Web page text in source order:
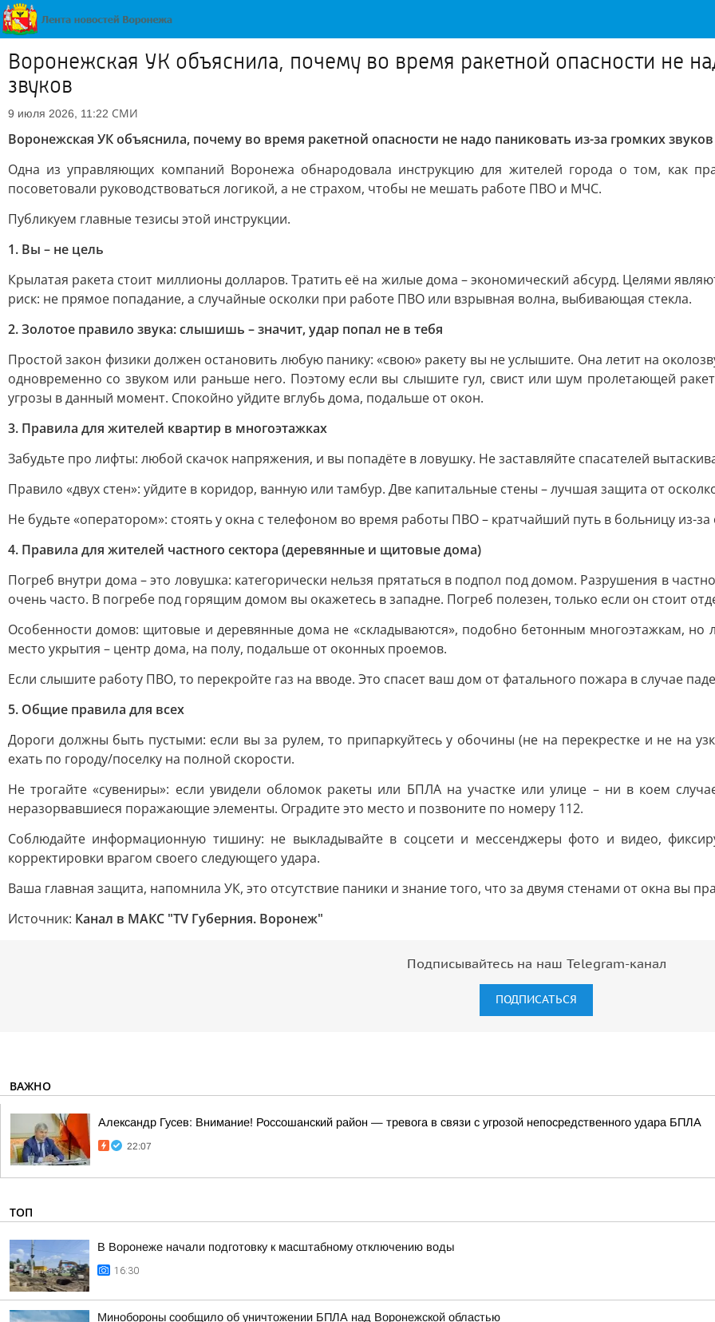
Воронежская УК объяснила, почему во время ракетной опасности не
звуков
9 июля 2026, 11:22 СМИ
Воронежская УК объяснила, почему во время ракетной опасности не надо паниковать из-за громких звуков
Одна из управляющих компаний Воронежа обнародовала инструкцию для жителей города о том, как
посоветовали руководствоваться логикой, а не страхом, чтобы не мешать работе ПВО и МЧС.
Публикуем главные тезисы этой инструкции.
1. Вы – не цель
Крылатая ракета стоит миллионы долларов. Тратить её на жилые дома – экономический абсурд. Целями
риск: не прямое попадание, а случайные осколки при работе ПВО или взрывная волна, выбивающая стекла.
2. Золотое правило звука: слышишь – значит, удар попал не в тебя
Простой закон физики должен остановить любую панику: «свою» ракету вы не услышите. Она летит на
одновременно со звуком или раньше него. Поэтому если вы слышите гул, свист или шум пролетающей
угрозы в данный момент. Спокойно уйдите вглубь дома, подальше от окон.
3. Правила для жителей квартир в многоэтажках
Забудьте про лифты: любой скачок напряжения, и вы попадёте в ловушку. Не заставляйте спасателей
Правило «двух стен»: уйдите в коридор, ванную или тамбур. Две капитальные стены – лучшая защита от
Не будьте «оператором»: стоять у окна с телефоном во время работы ПВО – кратчайший путь в больницу из-за
4. Правила для жителей частного сектора (деревянные и щитовые дома)
Погреб внутри дома – это ловушка: категорически нельзя прятаться в подпол под домом. Разрушения в
очень часто. В погребе под горящим домом вы окажетесь в западне. Погреб полезен, только если он стоит
Особенности домов: щитовые и деревянные дома не «складываются», подобно бетонным многоэтажкам, но
место укрытия – центр дома, на полу, подальше от оконных проемов.
Если слышите работу ПВО, то перекройте газ на вводе. Это спасет ваш дом от фатального пожара в случае
5. Общие правила для всех
Дороги должны быть пустыми: если вы за рулем, то припаркуйтесь у обочины (не на перекрестке и не на
ехать по городу/поселку на полной скорости.
Не трогайте «сувениры»: если увидели обломок ракеты или БПЛА на участке или улице – ни в коем
неразорвавшиеся поражающие элементы. Оградите это место и позвоните по номеру 112.
Соблюдайте информационную тишину: не выкладывайте в соцсети и мессенджеры фото и видео,
корректировки врагом своего следующего удара.
Ваша главная защита, напомнила УК, это отсутствие паники и знание того, что за двумя стенами от окна вы
Источник: Канал в МАКС "TV Губерния. Воронеж"
Подписывайтесь на наш Telegram-канал
ПОДПИСАТЬСЯ
ВАЖНО
Александр Гусев: Внимание! Россошанский район — тревога в связи с угрозой непосредственного удара БПЛА
22:07
ТОП
В Воронеже начали подготовку к масштабному отключению воды
16:30
Минобороны сообщило об уничтожении БПЛА над Воронежской областью